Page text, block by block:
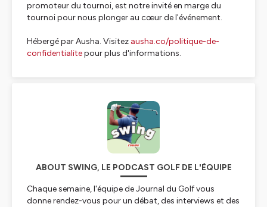
promoteur du tournoi, est notre invité en marge du
tournoi pour nous plonger au cœur de l'événement.
Hébergé par Ausha. Visitez ausha.co/politique-de-
confidentialitepour plus d'informations.
ABOUT SWING, LE PODCAST GOLF DE L'ÉQUIPE
Chaque semaine, l'équipe de Journal du Golf vous
donne rendez-vous pour un débat, des interviews et des